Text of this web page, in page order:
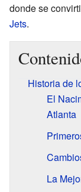
donde se
Jets.
Historia de
El
Atlanta
La